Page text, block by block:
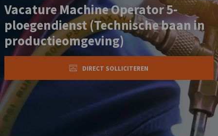
Vacature Machine Operator 5-
ploegendienst (Technische baan in
productieomgeving)
DIRECT SOLLICITEREN